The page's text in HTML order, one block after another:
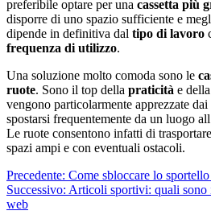
preferibile optare per una cassetta più
disporre di uno spazio sufficiente e
dipende in definitiva dal tipo di lavoro
frequenza di utilizzo.
Una soluzione molto comoda sono le
ruote. Sono il top della praticità e della
vengono particolarmente apprezzate
spostarsi frequentemente da un luogo
Le ruote consentono infatti di
spazi ampi e con eventuali ostacoli.
Navigazione
articolo
Precedente: Come sbloccare lo
Successivo: Articoli sportivi: quali sono
web